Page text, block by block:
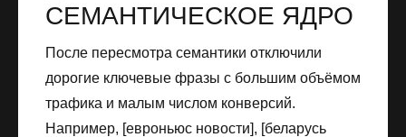
СЕМАНТИЧЕСКОЕ ЯДРО
После пересмотра семантики отключили
дорогие ключевые фразы с большим объёмом
трафика и малым числом конверсий.
Например, [евроньюс новости], [беларусь